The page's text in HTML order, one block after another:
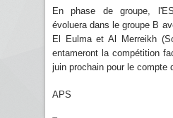
En phase de groupe,
évoluera dans le groupe B
El Eulma et Al Merreikh
entameront la compétition
juin prochain pour le compte
APS